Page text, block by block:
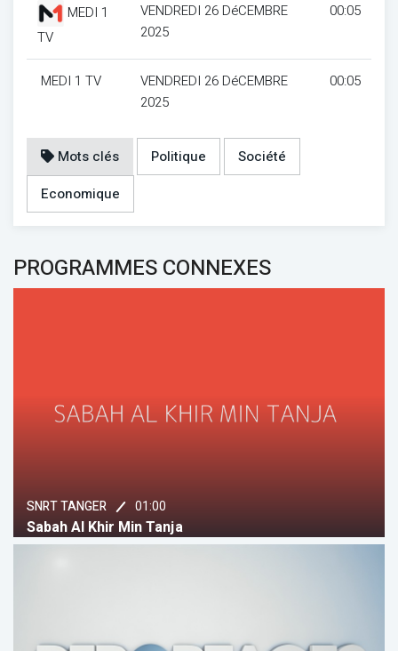
MEDI 1
TV
VENDREDI 26 DéCEMBRE
2025
00:05
MEDI 1 TV
VENDREDI 26 DéCEMBRE
2025
00:05
Mots clés Politique
Société
Economique
PROGRAMMES CONNEXES
SNRT TANGER 01:00
Sabah Al Khir Min Tanja